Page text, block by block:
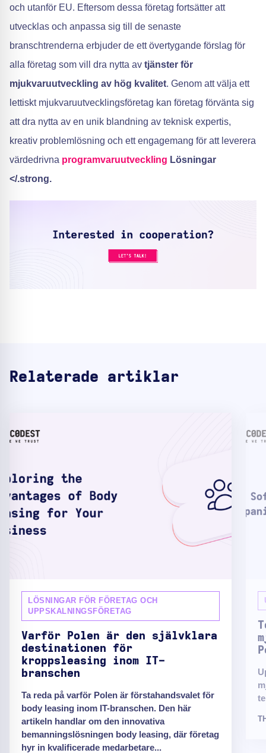
och utanför EU. Eftersom dessa företag fortsätter att
utvecklas och anpassa sig till de senaste
branschtrenderna erbjuder de ett övertygande förslag för
alla företag som vill dra nytta av tjänster för
mjukvaruutveckling av hög kvalitet. Genom att välja ett
lettiskt mjukvaruutvecklingsföretag kan företag förvänta sig
att dra nytta av en unik blandning av teknisk expertis,
kreativ problemlösning och ett engagemang för att leverera
värdedrivna programvaruutveckling Lösningar
</.strong.
Relaterade artiklar
LÖSNINGAR FÖR FÖRETAG OCH
UPPSKALNINGSFÖRETAG
Varför Polen är den självklara
destinationen för
kroppsleasing inom IT-
branschen
Ta reda på varför Polen är förstahandsvalet för
body leasing inom IT-branschen. Den här
artikeln handlar om den innovativa
bemanningslösningen body leasing, där företag
hyr in kvalificerade medarbetare...